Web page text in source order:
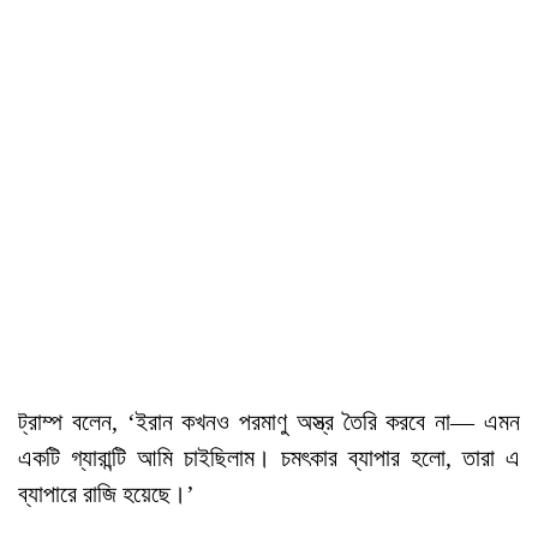
ট্রাম্প বলেন, ‘ইরান কখনও পরমাণু অস্ত্র তৈরি করবে না— এমন
একটি গ্যারান্টি আমি চাইছিলাম। চমৎকার ব্যাপার হলো, তারা এ
ব্যাপারে রাজি হয়েছে।’